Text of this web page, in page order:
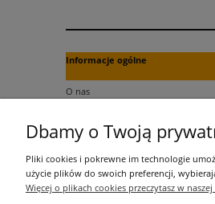
Informacje ogólne
O nas
Regulamin
Polityka prywatności
Informacje o przetwarzaniu danych
Dbamy o Twoją
Pliki cookies i pokrewne im technologie
użycie plików do swoich preferencji,
Więcej o plikach cookies przeczytasz w